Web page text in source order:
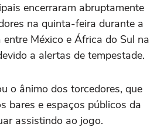
encerraram abruptamente
na quinta-feira durante a
México e África ‌do Sul na
a alertas de tempestade.
o ânimo dos torcedores, que
bares e espaços públicos da
assistindo ao jogo.